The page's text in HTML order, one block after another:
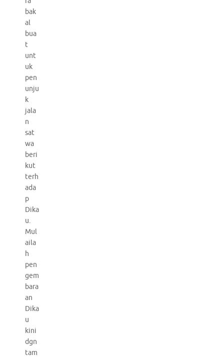
bak
al
bua
t
unt
uk
pen
unju
k
jala
n
sat
wa
beri
kut
terh
ada
p
Dika
u.
Mul
aila
h
pen
gem
bara
an
Dika
u
kini
dgn
tam